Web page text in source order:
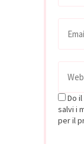
Do
salvi i
per il